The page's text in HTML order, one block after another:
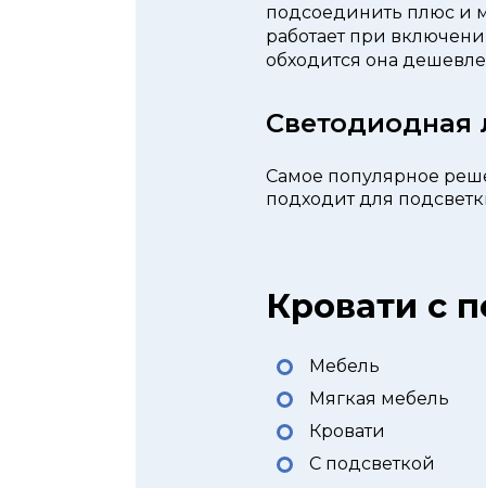
подсоединить плюс и
работает при
обходится она
Светодиодная
Самое популярное
подходит для
Кровати с
Мебель
Мягкая мебель
Кровати
С подсветкой